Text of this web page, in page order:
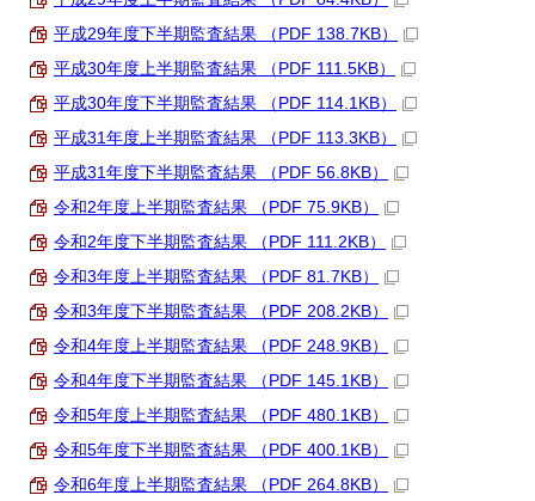
平成29年度下半期監査結果 （PDF 138.7KB）
平成30年度上半期監査結果 （PDF 111.5KB）
平成30年度下半期監査結果 （PDF 114.1KB）
平成31年度上半期監査結果 （PDF 113.3KB）
平成31年度下半期監査結果 （PDF 56.8KB）
令和2年度上半期監査結果 （PDF 75.9KB）
令和2年度下半期監査結果 （PDF 111.2KB）
令和3年度上半期監査結果 （PDF 81.7KB）
令和3年度下半期監査結果 （PDF 208.2KB）
令和4年度上半期監査結果 （PDF 248.9KB）
令和4年度下半期監査結果 （PDF 145.1KB）
令和5年度上半期監査結果 （PDF 480.1KB）
令和5年度下半期監査結果 （PDF 400.1KB）
令和6年度上半期監査結果 （PDF 264.8KB）